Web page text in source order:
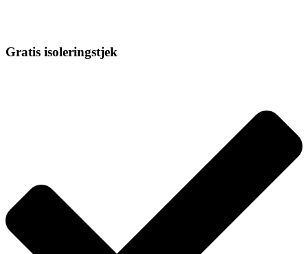
Gratis isoleringstjek